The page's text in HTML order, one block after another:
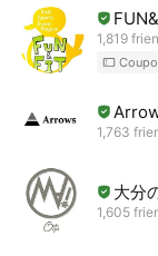
1,819
1,763
大分
1,605